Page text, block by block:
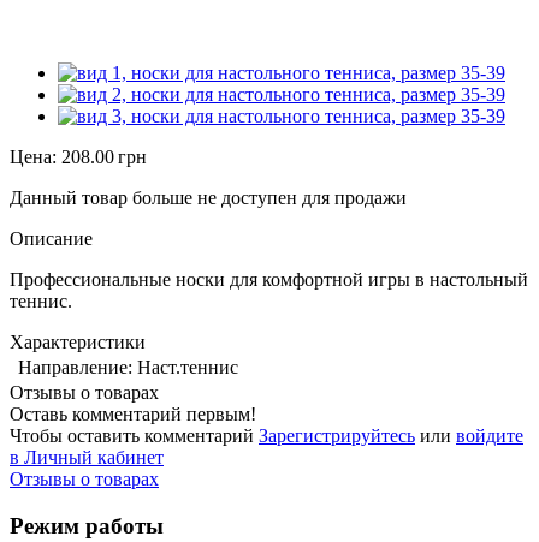
Цена: 208.00 грн
Данный товар больше не доступен для продажи
Описание
Профессиональные носки для комфортной игры в настольный
теннис.
Характеристики
Направление: Наст.теннис
Отзывы о товарах
Оставь комментарий первым!
Чтобы оставить комментарий Зарегистрируйтесь или войдите
в Личный кабинет
Отзывы о товарах
Режим работы